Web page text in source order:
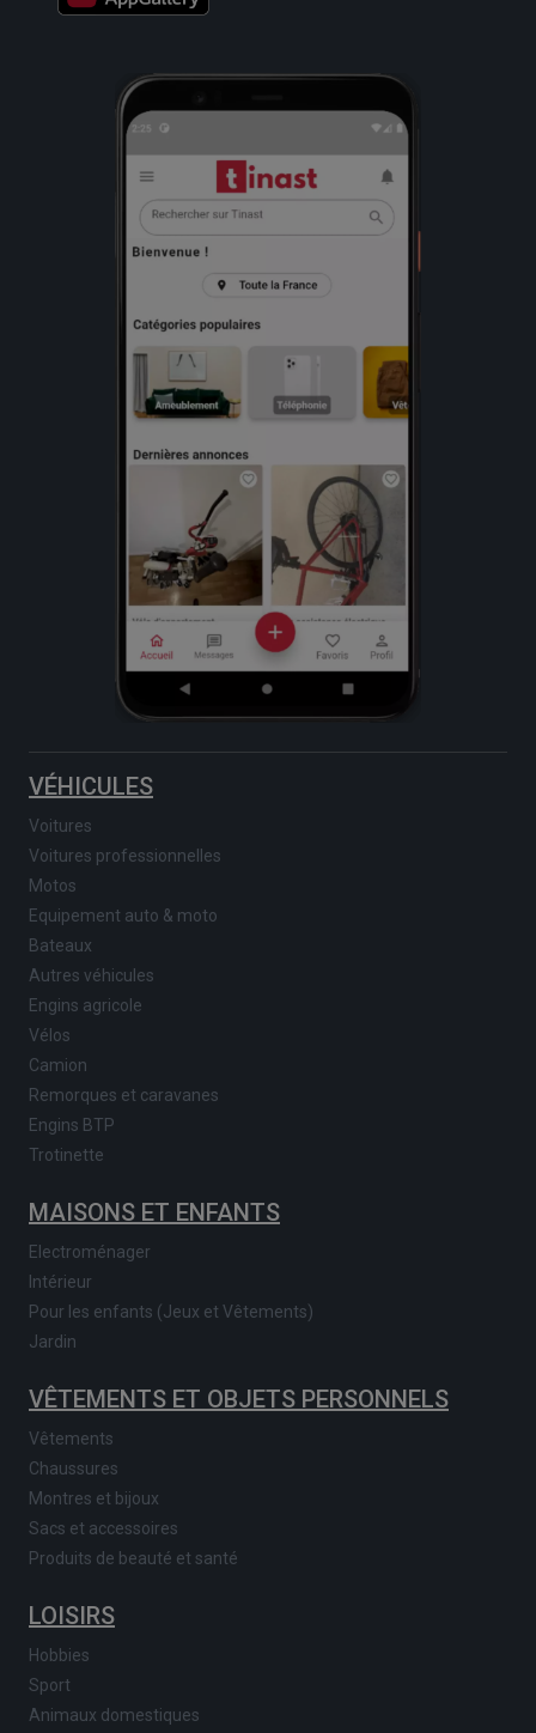
VÉHICULES
Voitures
Voitures professionnelles
Motos
Equipement auto & moto
Bateaux
Autres véhicules
Engins agricole
Vélos
Camion
Remorques et caravanes
Engins BTP
Trotinette
MAISONS ET ENFANTS
Electroménager
Intérieur
Pour les enfants (Jeux et Vêtements)
Jardin
VÊTEMENTS ET OBJETS PERSONNELS
Vêtements
Chaussures
Montres et bijoux
Sacs et accessoires
Produits de beauté et santé
LOISIRS
Hobbies
Sport
Animaux domestiques